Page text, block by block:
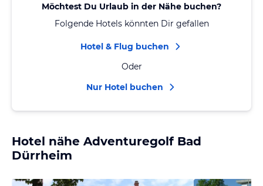
Möchtest Du Urlaub in der Nähe buchen?
Folgende Hotels könnten Dir gefallen
Hotel & Flug buchen
Oder
Nur Hotel buchen
Hotel nähe Adventuregolf Bad
Dürrheim